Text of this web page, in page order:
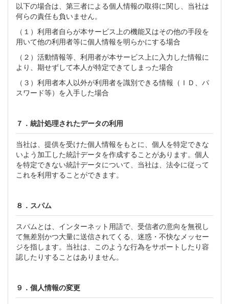
以下の場合は、第三者による個人情報の取得に関し、当社は
何らの責任も負いません。
（１）利用者自らが本サービス上の機能又はその他の手段を
用いて他の利用者等に個人情報を明らかにする場合
（２）活動情報等、利用者が本サービス上に入力した情報に
より、期せずして本人が特定できてしまった場合
（３）利用者本人以外が利用者を識別できる情報（ＩＤ、パ
スワード等）を入手した場合
７．統計処理されたデータの利用
当社は、提供を受けた個人情報をもとに、個人を特定できな
いよう加工した統計データを作成することがあります。個人
を特定できない統計データについて、当社は、法令に従って
これを利用することができます。
８．スパム
スパムとは、インターネット用語で、受信者の意向を無視し
て無差別かつ大量に送信されてくる、迷惑・不快なメッセー
ジを指します。当社は、このような行為をサポートしたり容
認したりすることはありません。
９．個人情報の変更